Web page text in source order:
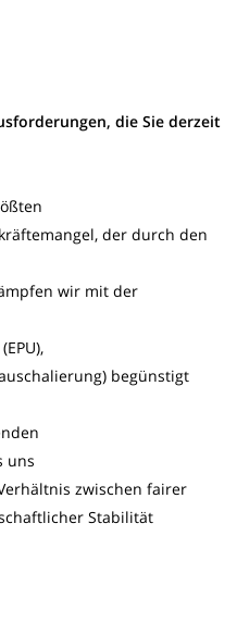
die Sie derzeit
der durch den
wir mit der
begünstigt
uns
zwischen fairer
Stabilität